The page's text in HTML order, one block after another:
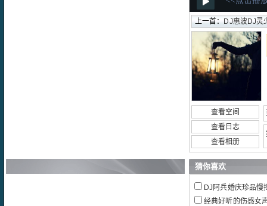
上一首：DJ惠波DJ灵少全英
查看空间
查看日志
查看相册
猜你喜欢
DJ阿兵婚庆珍品慢
经典好听的伤感女